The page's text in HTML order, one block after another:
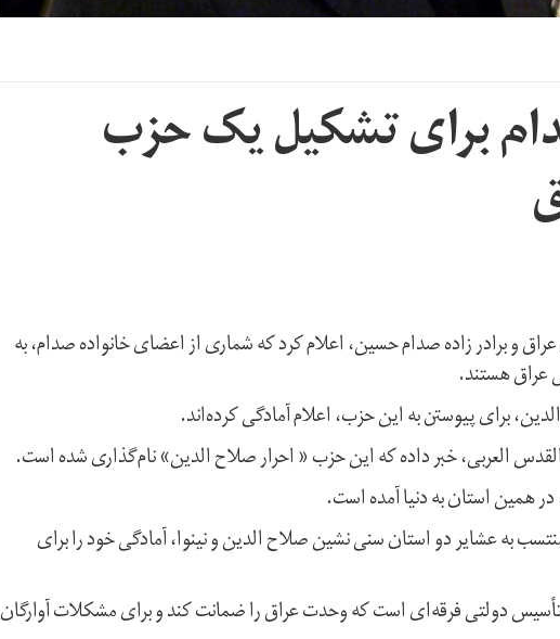
برای تشکیل یک حزب
و برادر زاده صدام حسین، اعلام کرد که شماری از اعضای خانواده صدام، به
هستند.
برای پیوستن به این حزب، اعلام آمادگی کرده‌اند.
العربی، خبر داده که این حزب « احرار صلاح الدین» نام‌گذاری شده است.
همین استان به دنیا آمده است.
به عشایر دو استان سنی نشین صلاح الدین و نینوا، آمادگی خود را برای
تأسیس دولتی فرقه‌ای است که وحدت عراق را ضمانت کند و برای مشکلات آوارگان